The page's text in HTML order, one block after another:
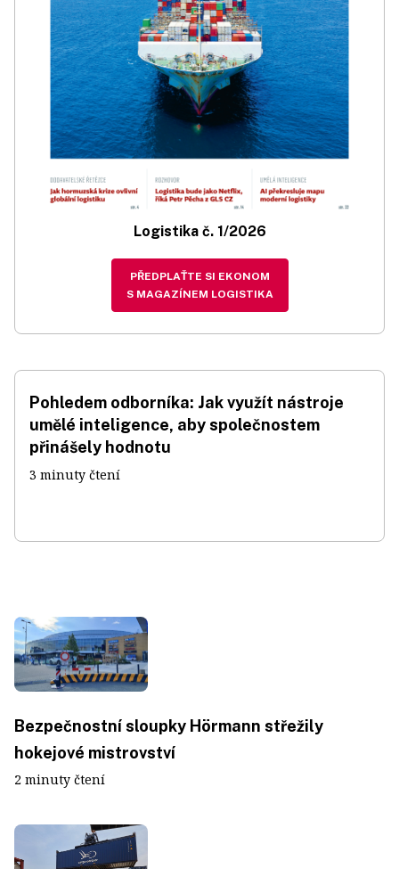
Logistika č. 1/2026
PŘEDPLAŤTE SI EKONOM
S MAGAZÍNEM LOGISTIKA
Pohledem odborníka: Jak využít nástroje
umělé inteligence, aby společnostem
přinášely hodnotu
3 minuty čtení
Bezpečnostní sloupky Hörmann střežily
hokejové mistrovství
2 minuty čtení